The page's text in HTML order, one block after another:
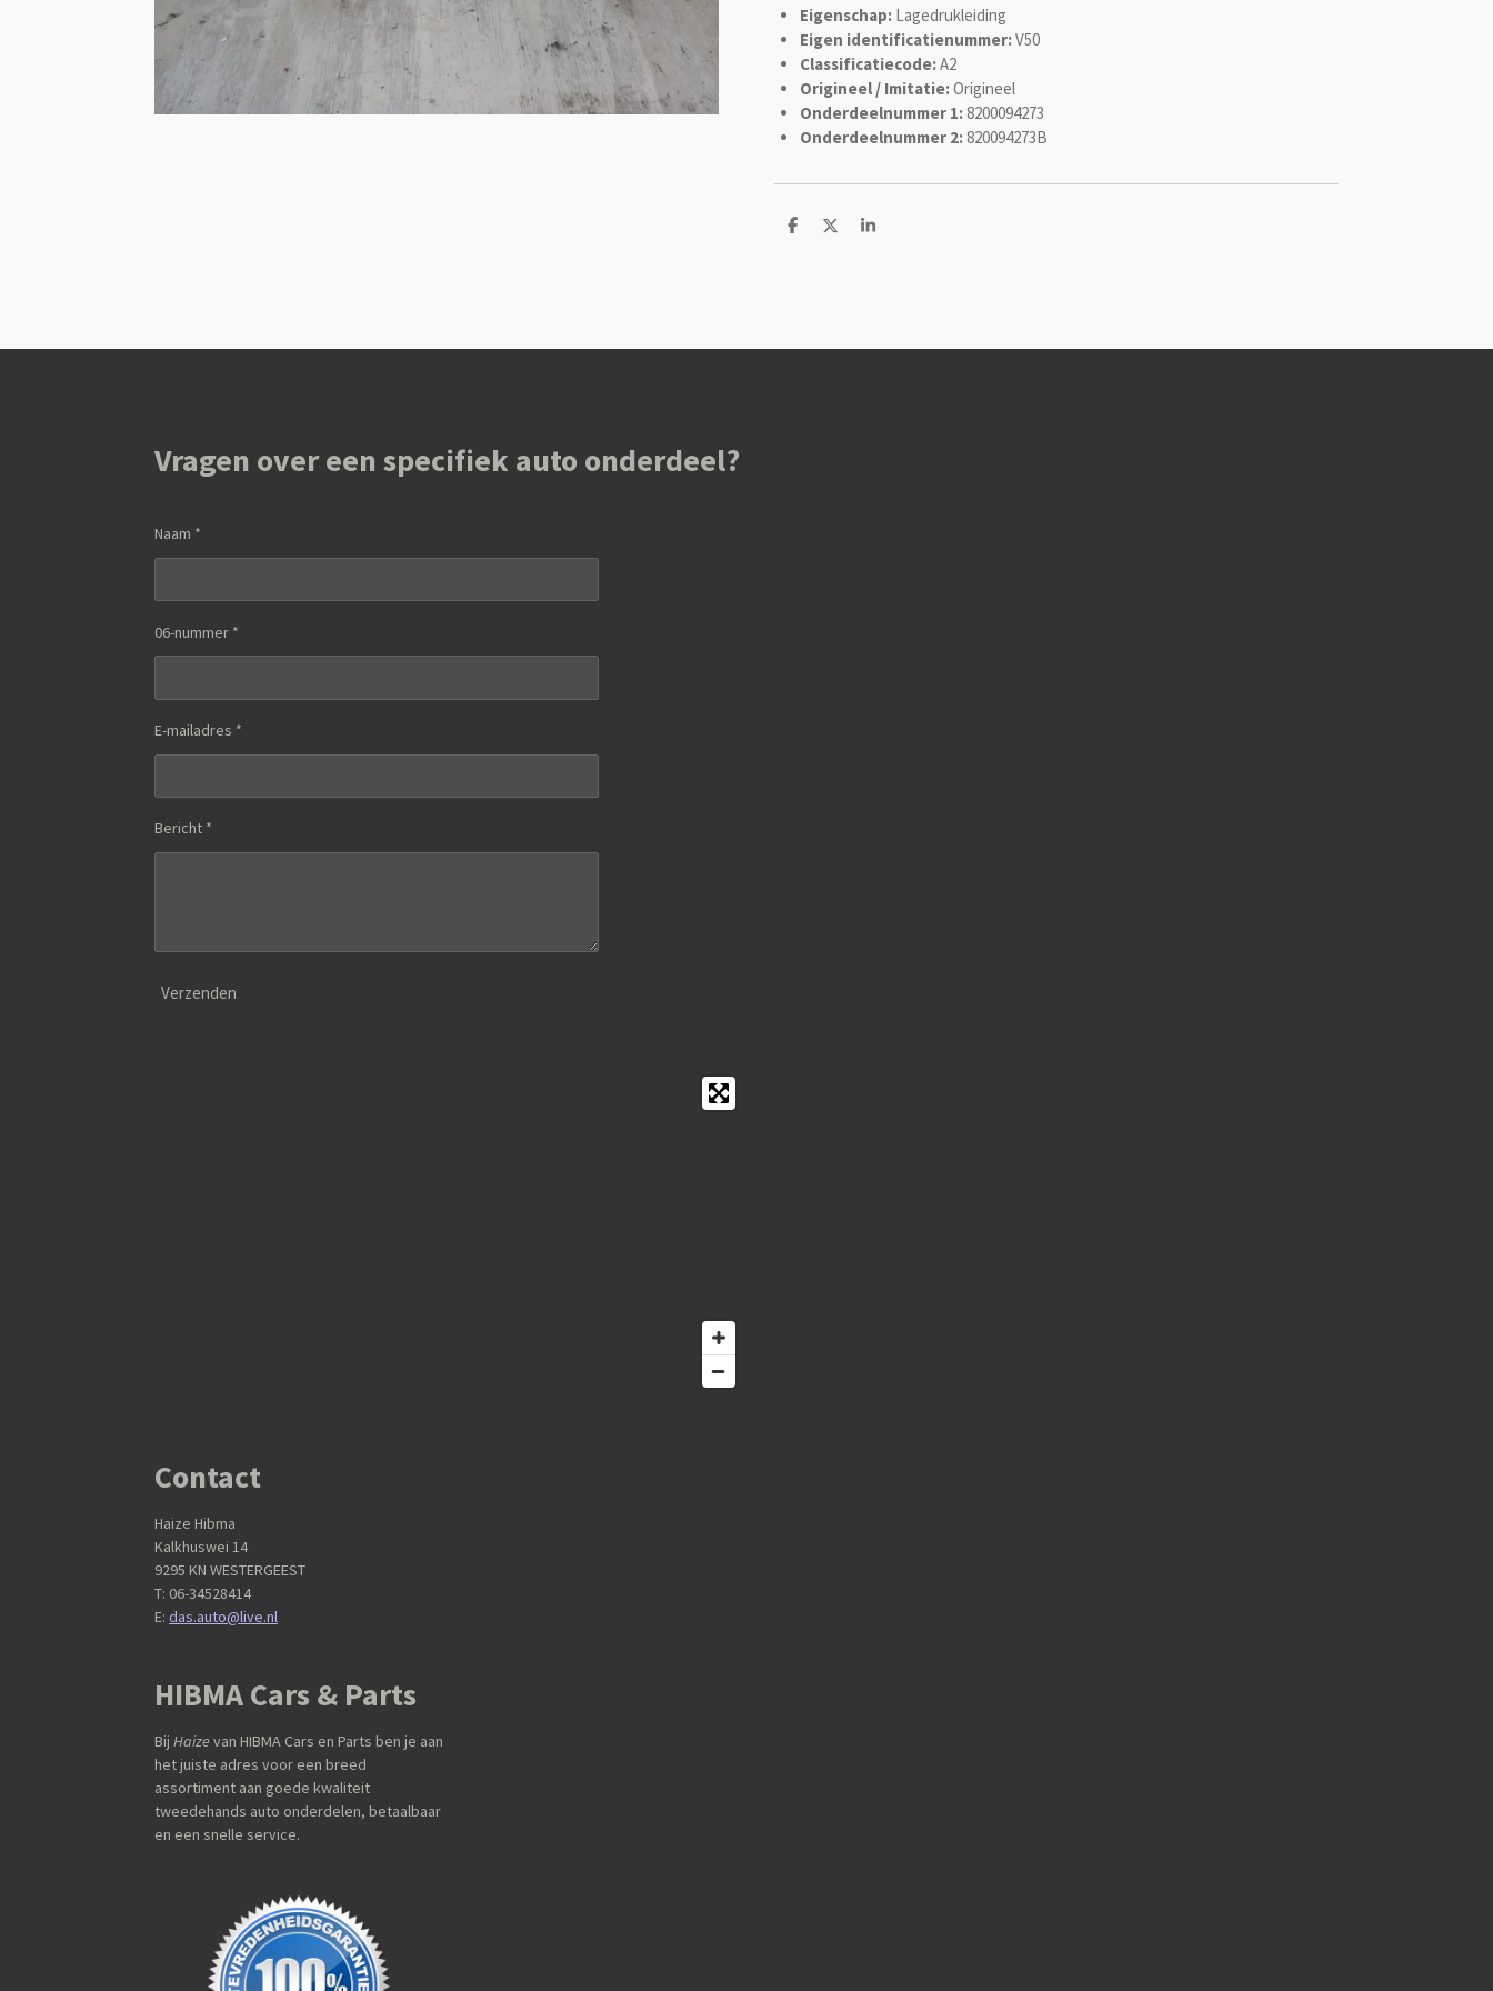
Eigenschap: Lagedrukleiding
Eigen identificatienummer:V50
Classificatiecode:A2
Origineel / Imitatie:Origineel
Onderdeelnummer 1:8200094273
Onderdeelnummer 2:820094273B
D
D
S
Vragen over een specifiek auto onderdeel?
Naam *
06-nummer *
E-mailadres *
Bericht *
Verzenden
Contact
Haize Hibma
Kalkhuswei 14
9295 KN WESTERGEEST
T: 06-34528414
E: das.auto@live.nl
HIBMA Cars & Parts
Bij Haizevan HIBMA Cars en Parts ben je aan
het juiste adres voor een breed
assortiment aan goede kwaliteit
tweedehands auto onderdelen, betaalbaar
en een snelle service.